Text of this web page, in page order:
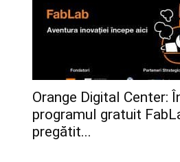
Orange Digital Center:
programul gratuit
pregătit...